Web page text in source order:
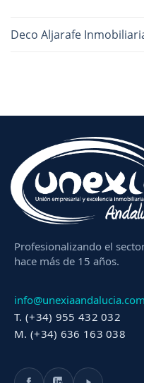
Deco Aljarafe
Profesionalizando el
hace más de 15 años.
info@unexiaandalucia.com
T. (+34) 955 432 032
M. (+34) 636 163 038